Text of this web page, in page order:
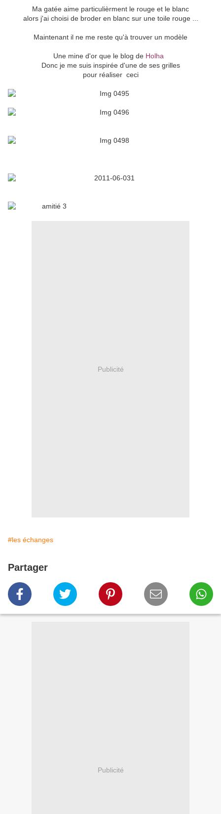
Ma gatée aime particulièrment le rouge et le blanc
alors j'ai choisi de broder en blanc sur une toile rouge ...
Maintenant il ne me reste qu'à trouver un modèle
Une mine d'or que le blog de Holha
Donc je me suis inspirée d'une de ses grilles
pour réaliser ceci
Publicité
#les échanges
Partager
Publicité